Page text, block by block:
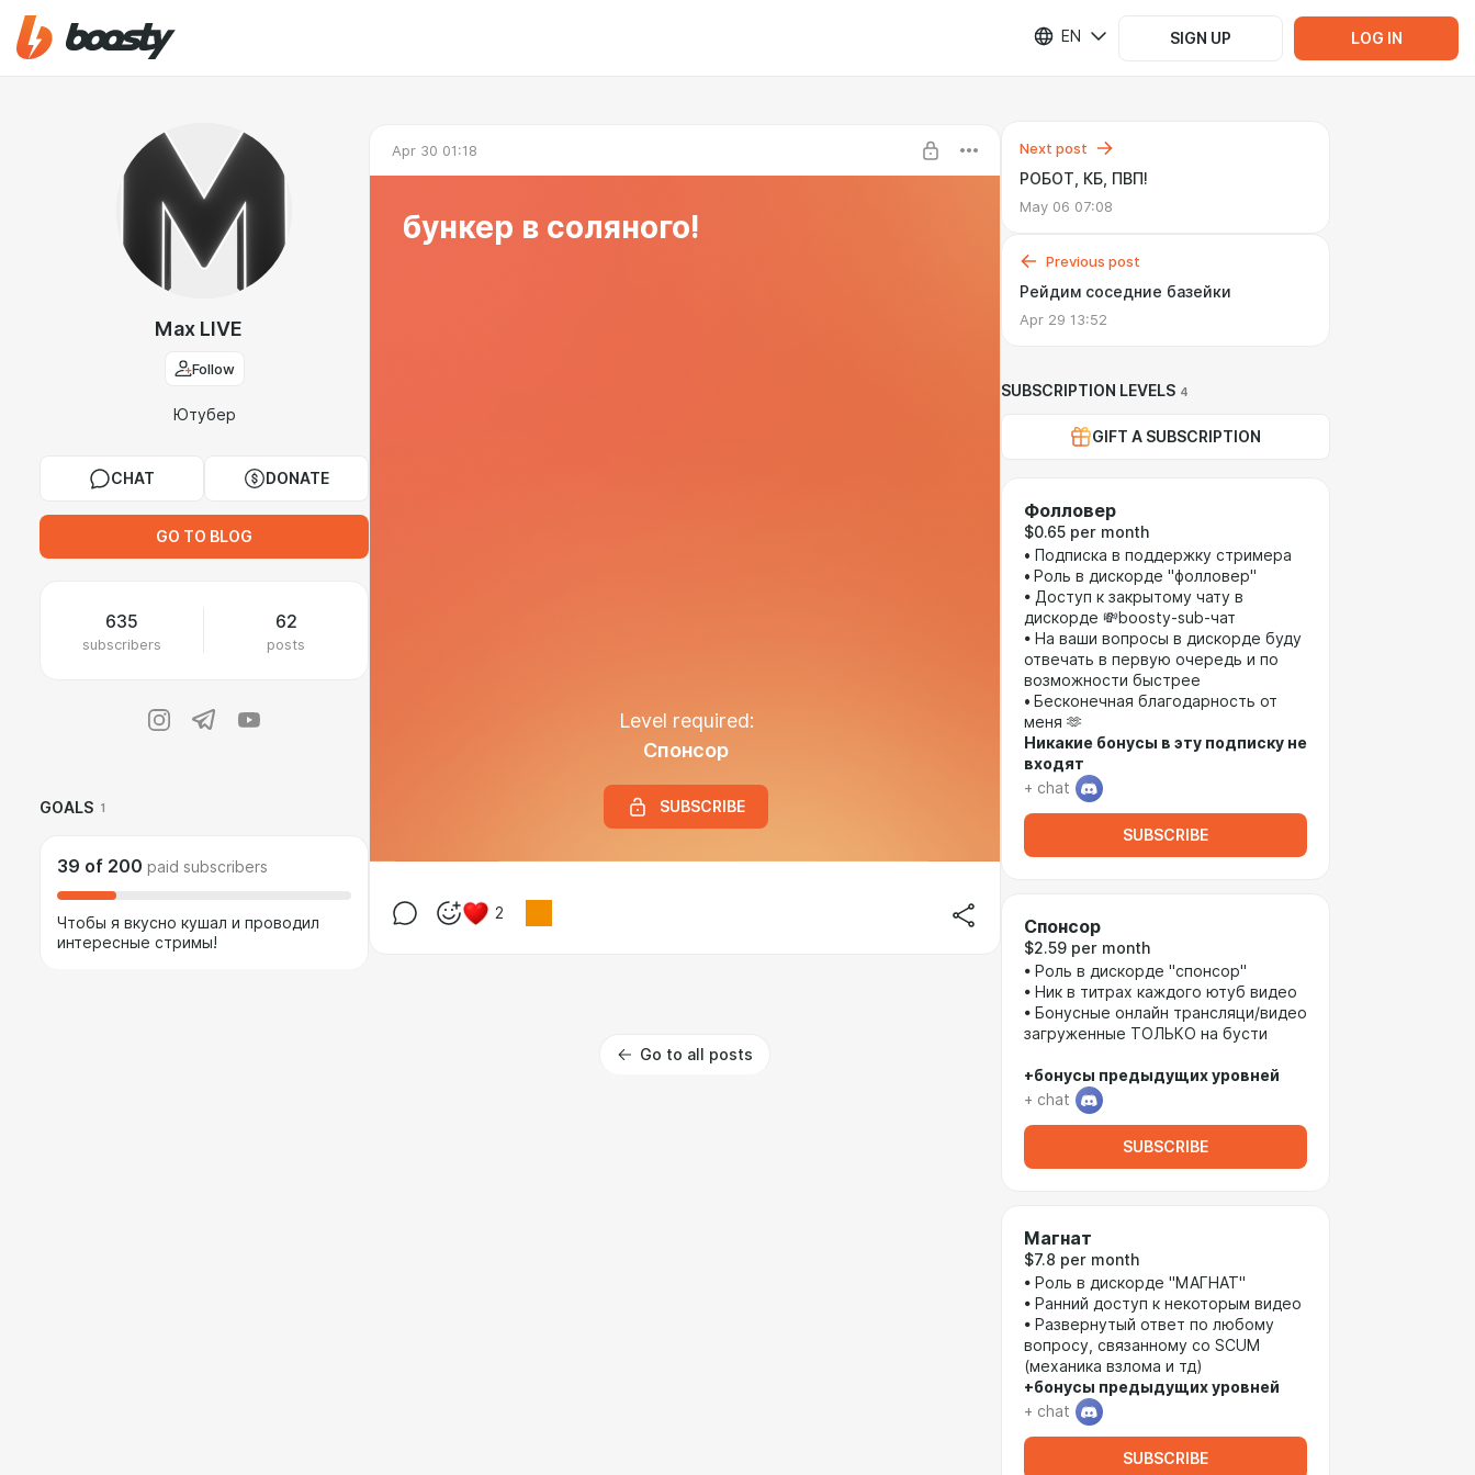
EN SIGN UP LOG IN
Max LIVE
Follow
Ютубер
CHAT DONATE
GO TO BLOG
635
subscribers
62
posts
GOALS 1
39 of 200 paid subscribers
Чтобы я вкусно кушал и проводил
интересные стримы!
Apr 30 01:18
бункер в соляного!
Level required:
Спонсор
SUBSCRIBE
2
Go to all posts
Next post
РОБОТ, КБ, ПВП!
May 06 07:08
Previous post
Рейдим соседние базейки
Apr 29 13:52
SUBSCRIPTION LEVELS 4
GIFT A SUBSCRIPTION
Фолловер
$0.65 per month
• Подписка в поддержку стримера
• Роль в дискорде "фолловер"
• Доступ к закрытому чату в
дискорде 💸boosty-sub-чат
• На ваши вопросы в дискорде буду
отвечать в первую очередь и по
возможности быстрее
• Бесконечная благодарность от
меня 🫶
Никакие бонусы в эту подписку не
входят
+ chat
SUBSCRIBE
Спонсор
$2.59 per month
• Роль в дискорде "спонсор"
• Ник в титрах каждого ютуб видео
• Бонусные онлайн трансляци/видео
загруженные ТОЛЬКО на бусти
+бонусы предыдущих уровней
+ chat
SUBSCRIBE
Магнат
$7.8 per month
• Роль в дискорде "МАГНАТ"
• Ранний доступ к некоторым видео
• Развернутый ответ по любому
вопросу, связанному со SCUM
(механика взлома и тд)
+бонусы предыдущих уровней
+ chat
SUBSCRIBE